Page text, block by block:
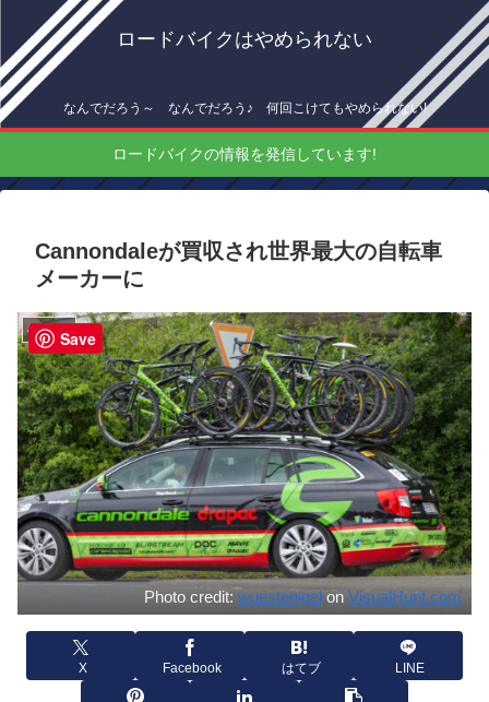
ロードバイクはやめられない
なんでだろう～ なんでだろう♪ 何回こけてもやめられない!
ロードバイクの情報を発信しています!
Cannondaleが買収され世界最大の自転車
メーカーに
機材情報
Photo credit: wuestenigelon VisualHunt.com
X Facebook はてブ LINE
Save